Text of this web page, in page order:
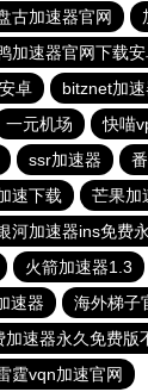
古加速器官网
加速器官网下载
卓
bitznet加
一元机场 快喵
ssr加速器
速下载
芒果加
河加速器ins免费
火箭加速器1.3
速器
海外梯子
加速器永久免费版
霆vqn加速官网